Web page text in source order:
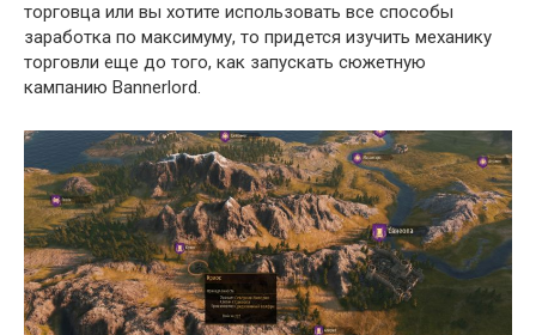
торговца или вы хотите использовать все способы
заработка по максимуму, то придется изучить механику
торговли еще до того, как запускать сюжетную
кампанию Bannerlord.